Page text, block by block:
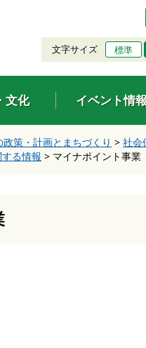
文字サイズ 標準
文化 イベント情
政策・計画とまちづくり > 社会
る情報 > マイナポイント事業